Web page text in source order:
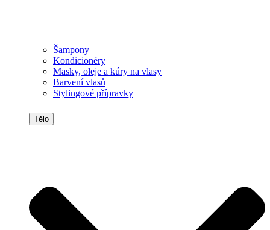
Šampony
Kondicionéry
Masky, oleje a kúry na vlasy
Barvení vlasů
Stylingové přípravky
Tělo